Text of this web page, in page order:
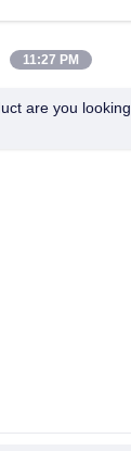
11:27 PM
are you looking